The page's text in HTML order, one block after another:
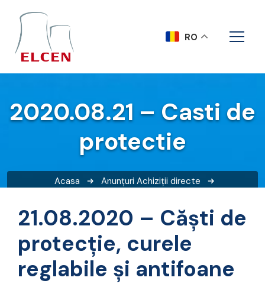
2020.08.21 – Casti de
protectie
Acasa Anunțuri Achiziții directe
21.08.2020 – Căști de
protecție, curele
reglabile și antifoane
RO